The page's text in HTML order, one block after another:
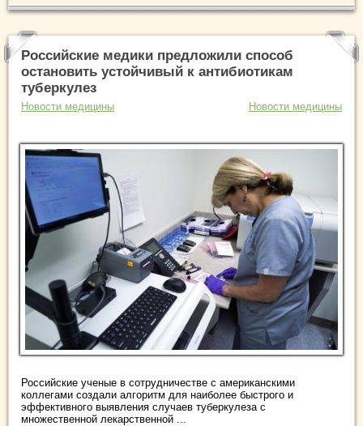
Российские медики предложили способ
остановить устойчивый к антибиотикам
туберкулез
Новости медицины Новости медицины
Российские ученые в сотрудничестве с американскими
коллегами создали алгоритм для наиболее быстрого и
эффективного выявления случаев туберкулеза с
множественной лекарственной ...